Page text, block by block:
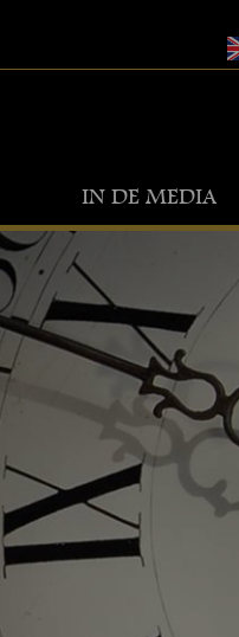
IN DE MEDIA